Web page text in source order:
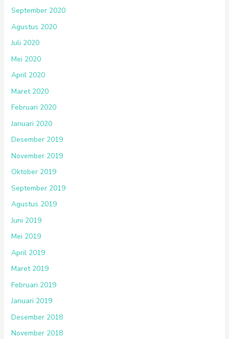
September 2020
Agustus 2020
Juli 2020
Mei 2020
April 2020
Maret 2020
Februari 2020
Januari 2020
Desember 2019
November 2019
Oktober 2019
September 2019
Agustus 2019
Juni 2019
Mei 2019
April 2019
Maret 2019
Februari 2019
Januari 2019
Desember 2018
November 2018